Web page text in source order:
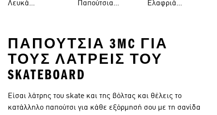
Λευκά
Παπούτσια
Ελαφριά
ΠΑΠΟΎΤΣΙΑ 3MC ΓΙΑ
ΤΟΥΣ ΛΆΤΡΕΙΣ ΤΟΥ
SKATEBOARD
Είσαι λάτρης του skate και της βόλτας και θέλεις το
κατάλληλο παπούτσι για κάθε εξόρμησή σου με τη σανίδα